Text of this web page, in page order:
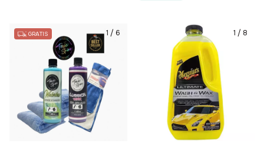
1 / 6
GRATIS 1 / 8